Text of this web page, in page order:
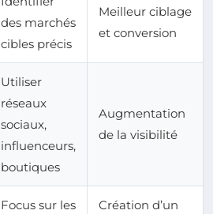
des marchés
cibles précis
Meilleur ciblage
et conversion
Utiliser
réseaux
sociaux,
influenceurs,
boutiques
Augmentation
de la visibilité
Focus sur les
Création d’un